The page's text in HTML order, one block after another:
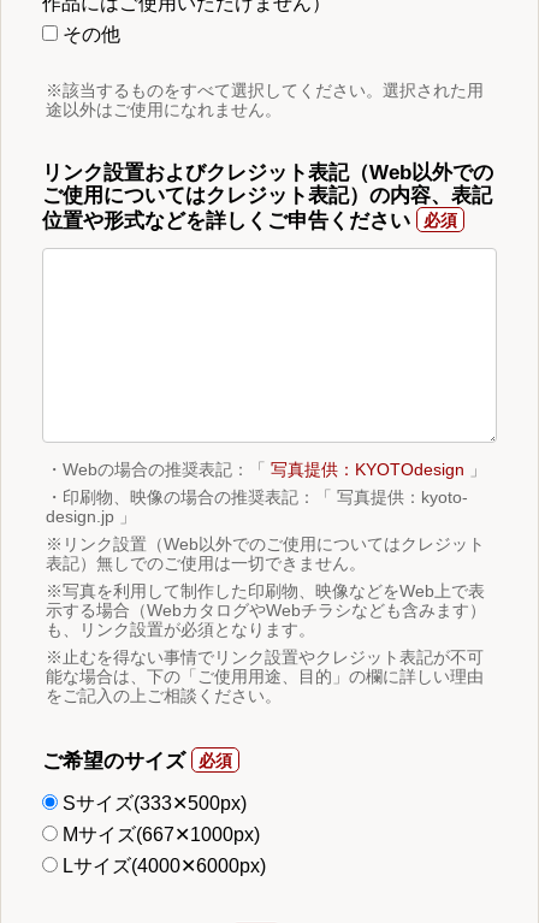
その他
※該当するものをすべて選択してください。選択された用
途以外はご使用になれません。
リンク設置およびクレジット表記（Web以外での
ご使用についてはクレジット表記）の内容、表記
位置や形式などを詳しくご申告ください
・Webの場合の推奨表記：「 写真提供：KYOTOdesign 」
・印刷物、映像の場合の推奨表記：「 写真提供：kyoto-
design.jp 」
※リンク設置（Web以外でのご使用についてはクレジット
表記）無しでのご使用は一切できません。
※写真を利用して制作した印刷物、映像などをWeb上で表
示する場合（WebカタログやWebチラシなども含みます）
も、リンク設置が必須となります。
※止むを得ない事情でリンク設置やクレジット表記が不可
能な場合は、下の「ご使用用途、目的」の欄に詳しい理由
をご記入の上ご相談ください。
ご希望のサイズ
Sサイズ(333✕500px)
Mサイズ(667✕1000px)
Lサイズ(4000✕6000px)